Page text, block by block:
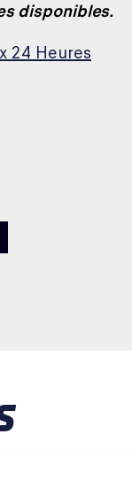
disponibles.
24 Heures